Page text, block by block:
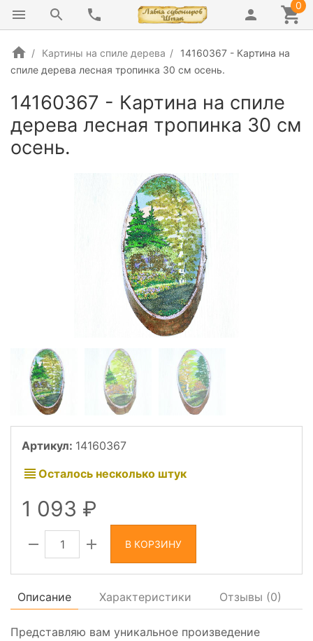
0
Картины на спиле дерева
14160367 - Картина на
спиле дерева лесная тропинка 30 см осень.
14160367 - Картина на спиле
дерева лесная тропинка 30 см
осень.
Артикул: 14160367
Осталось несколько штук
1 093
В КОРЗИНУ
Описание Характеристики Отзывы (0)
Представляю вам уникальное произведение